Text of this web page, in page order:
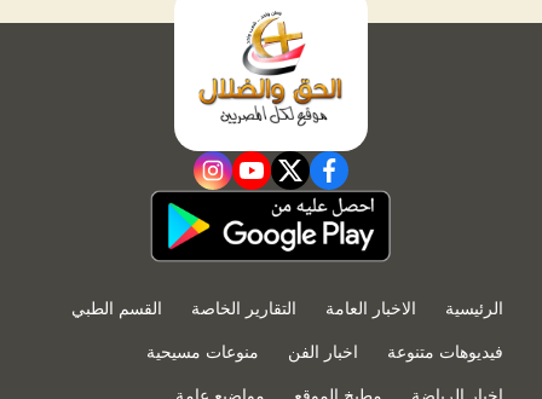
facebook
twitter
youtube
instagram
الرئيسية الاخبار العامة التقارير الخاصة القسم الطبي
فيديوهات متنوعة اخبار الفن منوعات مسيحية